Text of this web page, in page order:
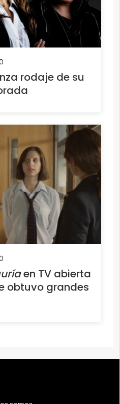
rodaje de su
en TV abierta
obtuvo grandes